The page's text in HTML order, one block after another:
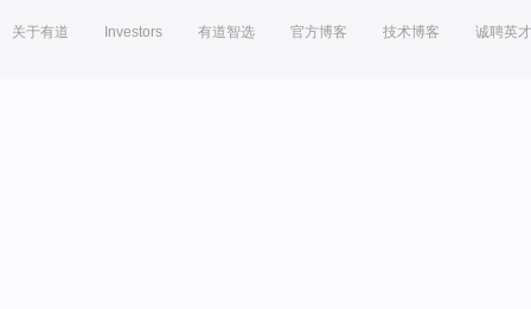
关于有道 Investors 有道智选 官方博客 技术博客 诚聘英才